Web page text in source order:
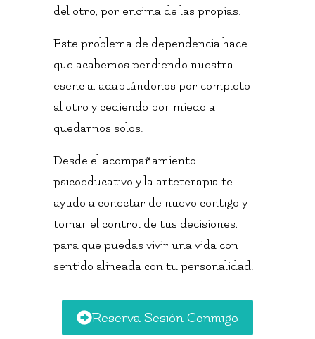
del otro, por encima de las propias.
Este problema de dependencia hace
que acabemos perdiendo nuestra
esencia, adaptándonos por completo
al otro y cediendo por miedo a
quedarnos solos.
Desde el acompañamiento
psicoeducativo y la arteterapia te
ayudo a conectar de nuevo contigo y
tomar el control de tus decisiones,
para que puedas vivir una vida con
sentido alineada con tu personalidad.
Reserva Sesión Conmigo